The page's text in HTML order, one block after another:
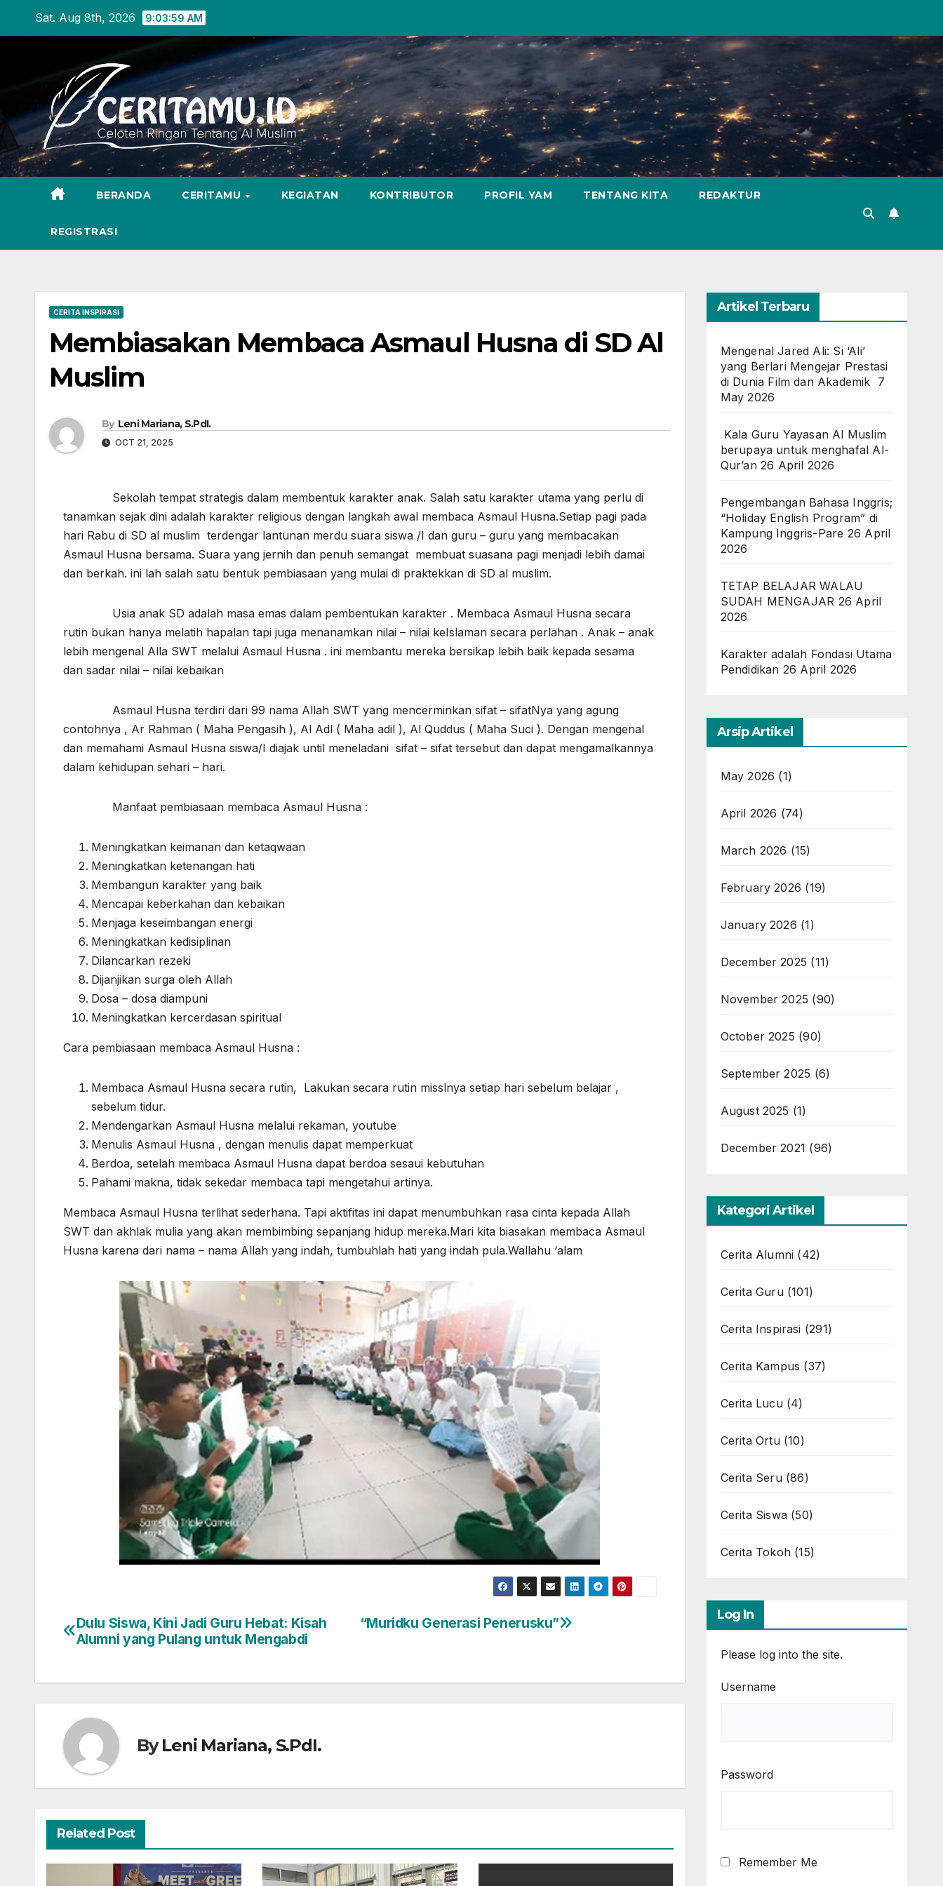
Sat. Aug 8th, 2026 9:04:00 AM
BERANDA CERITAMU KEGIATAN KONTRIBUTOR PROFIL YAM TENTANG KITA REDAKTUR
REGISTRASI
CERITA INSPIRASI
Membiasakan Membaca Asmaul Husna di SD Al
Muslim
By Leni Mariana, S.PdI.
OCT 21, 2025
Sekolah tempat strategis dalam membentuk karakter anak. Salah satu karakter utama yang perlu di
tanamkan sejak dini adalah karakter religious dengan langkah awal membaca Asmaul Husna.Setiap pagi pada
hari Rabu di SD al muslim terdengar lantunan merdu suara siswa /I dan guru – guru yang membacakan
Asmaul Husna bersama. Suara yang jernih dan penuh semangat membuat suasana pagi menjadi lebih damai
dan berkah. ini lah salah satu bentuk pembiasaan yang mulai di praktekkan di SD al muslim.
Usia anak SD adalah masa emas dalam pembentukan karakter . Membaca Asmaul Husna secara
rutin bukan hanya melatih hapalan tapi juga menanamkan nilai – nilai keIslaman secara perlahan . Anak – anak
lebih mengenal Alla SWT melalui Asmaul Husna . ini membantu mereka bersikap lebih baik kepada sesama
dan sadar nilai – nilai kebaikan
Asmaul Husna terdiri dari 99 nama Allah SWT yang mencerminkan sifat – sifatNya yang agung
contohnya , Ar Rahman ( Maha Pengasih ), Al Adl ( Maha adil ), Al Quddus ( Maha Suci ). Dengan mengenal
dan memahami Asmaul Husna siswa/I diajak until meneladani sifat – sifat tersebut dan dapat mengamalkannya
dalam kehidupan sehari – hari.
Manfaat pembiasaan membaca Asmaul Husna :
Meningkatkan keimanan dan ketaqwaan
Meningkatkan ketenangan hati
Membangun karakter yang baik
Mencapai keberkahan dan kebaikan
Menjaga keseimbangan energi
Meningkatkan kedisiplinan
Dilancarkan rezeki
Dijanjikan surga oleh Allah
Dosa – dosa diampuni
Meningkatkan kercerdasan spiritual
Cara pembiasaan membaca Asmaul Husna :
Membaca Asmaul Husna secara rutin, Lakukan secara rutin misslnya setiap hari sebelum belajar ,
sebelum tidur.
Mendengarkan Asmaul Husna melalui rekaman, youtube
Menulis Asmaul Husna , dengan menulis dapat memperkuat
Berdoa, setelah membaca Asmaul Husna dapat berdoa sesaui kebutuhan
Pahami makna, tidak sekedar membaca tapi mengetahui artinya.
Membaca Asmaul Husna terlihat sederhana. Tapi aktifitas ini dapat menumbuhkan rasa cinta kepada Allah
SWT dan akhlak mulia yang akan membimbing sepanjang hidup mereka.Mari kita biasakan membaca Asmaul
Husna karena dari nama – nama Allah yang indah, tumbuhlah hati yang indah pula.Wallahu ‘alam
Post
“Muridku Generasi Penerusku”
Dulu Siswa, Kini Jadi Guru Hebat: Kisah
Alumni yang Pulang untuk Mengabdi
ByLeni Mariana, S.PdI.
Related Post
Artikel Terbaru
Mengenal Jared Ali: Si ‘Ali’
yang Berlari Mengejar Prestasi
di Dunia Film dan Akademik 7
May 2026
Kala Guru Yayasan Al Muslim
berupaya untuk menghafal Al-
Qur’an 26 April 2026
Pengembangan Bahasa Inggris;
“Holiday English Program” di
Kampung Inggris-Pare 26 April
2026
TETAP BELAJAR WALAU
SUDAH MENGAJAR 26 April
2026
Karakter adalah Fondasi Utama
Pendidikan 26 April 2026
Arsip Artikel
May 2026 (1)
April 2026 (74)
March 2026 (15)
February 2026 (19)
January 2026 (1)
December 2025 (11)
November 2025 (90)
October 2025 (90)
September 2025 (6)
August 2025 (1)
December 2021 (96)
Kategori Artikel
Cerita Alumni (42)
Cerita Guru(101)
Cerita Inspirasi (291)
Cerita Kampus (37)
Cerita Lucu(4)
Cerita Ortu(10)
Cerita Seru(86)
Cerita Siswa(50)
Cerita Tokoh(15)
Log In
Please log into the site.
Username
Password
Remember Me